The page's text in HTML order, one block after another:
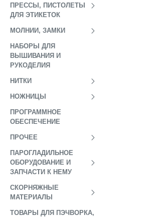
ПРЕССЫ, ПИСТОЛЕТЫ
ДЛЯ ЭТИКЕТОК
МОЛНИИ, ЗАМКИ
НАБОРЫ ДЛЯ
ВЫШИВАНИЯ И
РУКОДЕЛИЯ
НИТКИ
НОЖНИЦЫ
ПРОГРАММНОЕ
ОБЕСПЕЧЕНИЕ
ПРОЧЕЕ
ПАРОГЛАДИЛЬНОЕ
ОБОРУДОВАНИЕ И
ЗАПЧАСТИ К НЕМУ
СКОРНЯЖНЫЕ
МАТЕРИАЛЫ
ТОВАРЫ ДЛЯ ПЭЧВОРКА,